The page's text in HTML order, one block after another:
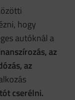
hogy
autóknál a
az
az
cserélni.